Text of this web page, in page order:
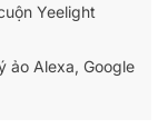
Yeelight
ảo Alexa, Google